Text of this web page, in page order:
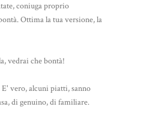
coniuga proprio
Ottima la tua versione, la
vedrai che bontà!
E' vero, alcuni piatti, sanno
di genuino, di familiare.